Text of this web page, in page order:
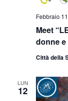
Meet
donne e
Febbraio
Città della
LUN
12